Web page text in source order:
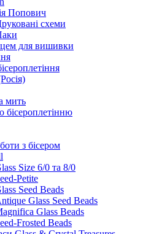
Попович
схеми
для вишивки
мить
бісероплетінню
з бісером
Size 6/0 та 8/0
Petite
Seed Beads
Glass Seed Beads
Glass Beads
Frosted Beads